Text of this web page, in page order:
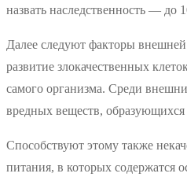
назвать наследственность — до
Далее следуют факторы
развитие злокачественных
самого организма. Среди
вредных веществ,
Способствуют этому также
питания, в которых содержатся